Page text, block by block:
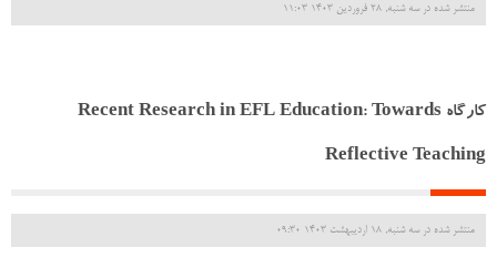
منتشر شده در سه شنبه, 28 فروردين 1403 11:03
کارگاه Recent Research in EFL Education: Towards
Reflective Teaching
منتشر شده در سه شنبه, 18 ارديبهشت 1403 09:30